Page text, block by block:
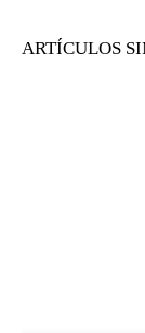
ARTÍCULOS